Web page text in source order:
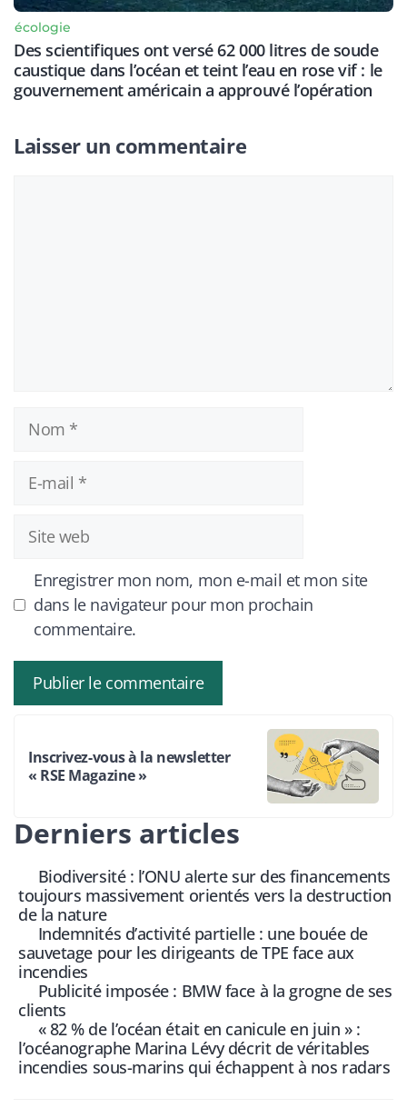
écologie
Des scientifiques ont versé 62 000 litres de soude
caustique dans l’océan et teint l’eau en rose vif : le
gouvernement américain a approuvé l’opération
Laisser un commentaire
mail
Site
web
Enregistrer mon nom, mon e-mail et mon site
dans le navigateur pour mon prochain
commentaire.
Inscrivez-vous à la newsletter
« RSE Magazine »
Derniers articles
Biodiversité : l’ONU alerte sur des financements
toujours massivement orientés vers la destruction
de la nature
Indemnités d’activité partielle : une bouée de
sauvetage pour les dirigeants de TPE face aux
incendies
Publicité imposée : BMW face à la grogne de ses
clients
« 82 % de l’océan était en canicule en juin » :
l’océanographe Marina Lévy décrit de véritables
incendies sous-marins qui échappent à nos radars